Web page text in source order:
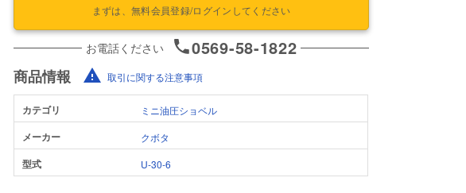
まずは、無料会員登録/ログインしてください
お電話ください 0569-58-1822
商品情報 取引に関する注意事項
カテゴリ ミニ油圧ショベル
メーカー クボタ
型式 U-30-6